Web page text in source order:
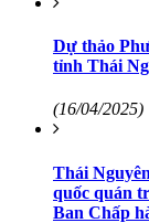
Dự thảo
tỉnh Thái
(16/04/2025)
Thái
quốc quán
Ban Chấp